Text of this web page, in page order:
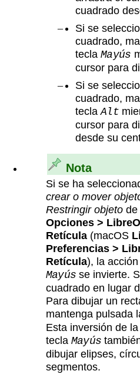
cuadrado
Si se
cuadrado,
tecla Mayús
cursor para
Si se
cuadrado,
teclaAlt
cursor para
desde su
Nota
Si se ha
crear o mover
Restringir objetode
Opciones >
Retícula(macOS
Preferencias >
Retícula), la
Mayús se invierte.
cuadrado en lugar
Para dibujar un
mantenga pulsada
Esta inversión de
tecla Mayús
dibujar elipses,
segmentos.